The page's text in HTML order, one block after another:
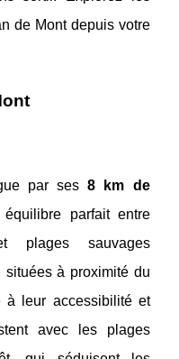
de Mont depuis votre
par ses8 km de
parfait entre
plages sauvages
situées à proximité du
à leur accessibilité et
avec les plages